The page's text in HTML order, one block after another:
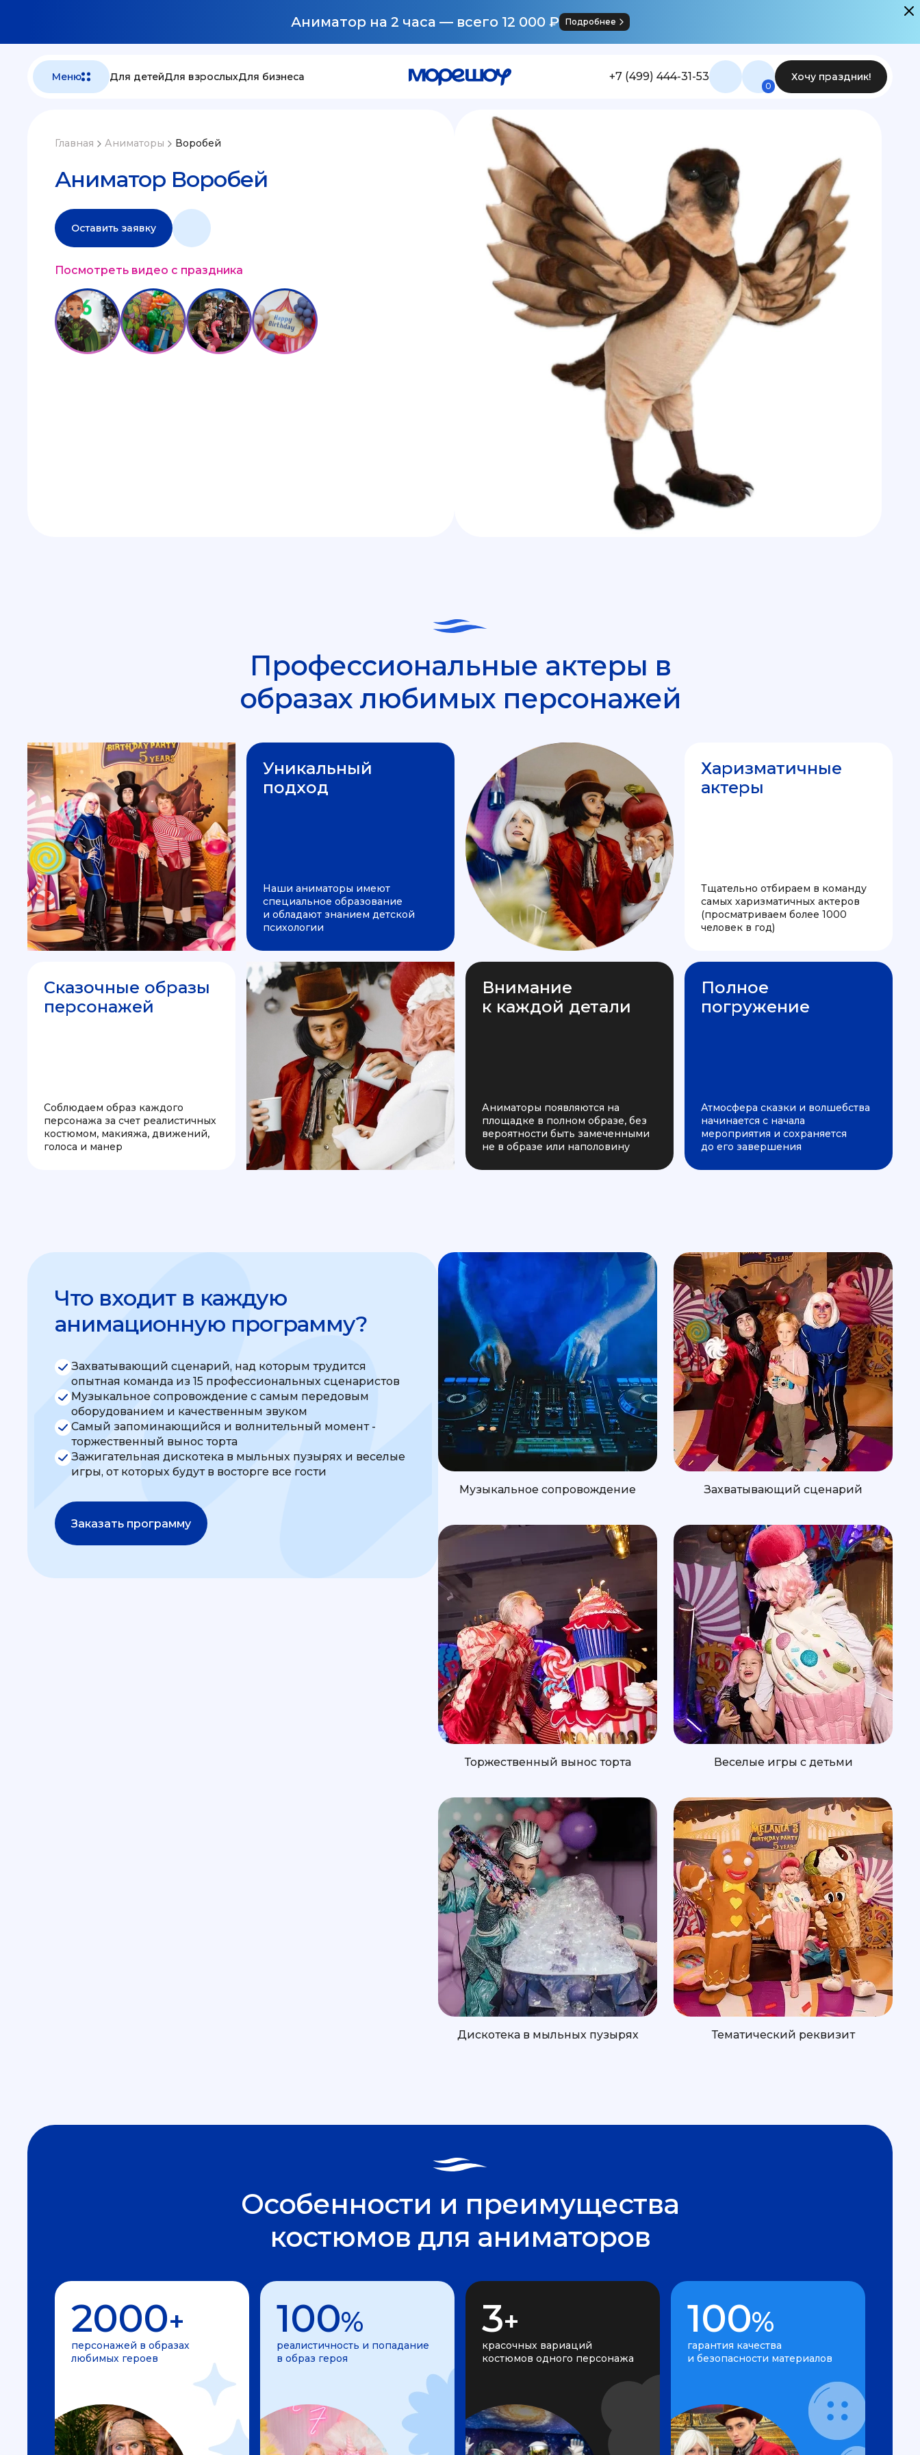
Аниматор на 2 часа — всего 12 000 ₽ Подробнее
Меню Для детейДля взрослыхДля бизнеса +7 (499) 444-31-53
0
Хочу праздник!
Главная Аниматоры Воробей
Аниматор Воробей
Оставить заявку
Посмотреть видео с праздника
Профессиональные актеры в
образах любимых персонажей
Уникальный
подход
Наши аниматоры имеют
специальное образование
и обладают знанием детской
психологии
Харизматичные
актеры
Тщательно отбираем в команду
самых харизматичных актеров
(просматриваем более 1000
человек в год)
Сказочные образы
персонажей
Соблюдаем образ каждого
персонажа за счет реалистичных
костюмом, макияжа, движений,
голоса и манер
Внимание
к каждой детали
Аниматоры появляются на
площадке в полном образе, без
вероятности быть замеченными
не в образе или наполовину
Полное
погружение
Атмосфера сказки и волшебства
начинается с начала
мероприятия и сохраняется
до его завершения
Что входит в каждую
анимационную программу?
Захватывающий сценарий, над которым трудится
опытная команда из 15 профессиональных сценаристов
Музыкальное сопровождение с самым передовым
оборудованием и качественным звуком
Самый запоминающийся и волнительный момент -
торжественный вынос торта
Зажигательная дискотека в мыльных пузырях и веселые
игры, от которых будут в восторге все гости
Заказать программу
Музыкальное сопровождение Захватывающий сценарий
Торжественный вынос торта Веселые игры с детьми
Дискотека в мыльных пузырях Тематический реквизит
Особенности и преимущества
костюмов для аниматоров
2000+
персонажей в образах
любимых героев
100%
реалистичность и попадание
в образ героя
3+
красочных вариаций
костюмов одного персонажа
100%
гарантия качества
и безопасности материалов